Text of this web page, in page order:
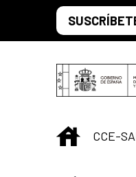
Saltar al contenido
INICIO
CCE-